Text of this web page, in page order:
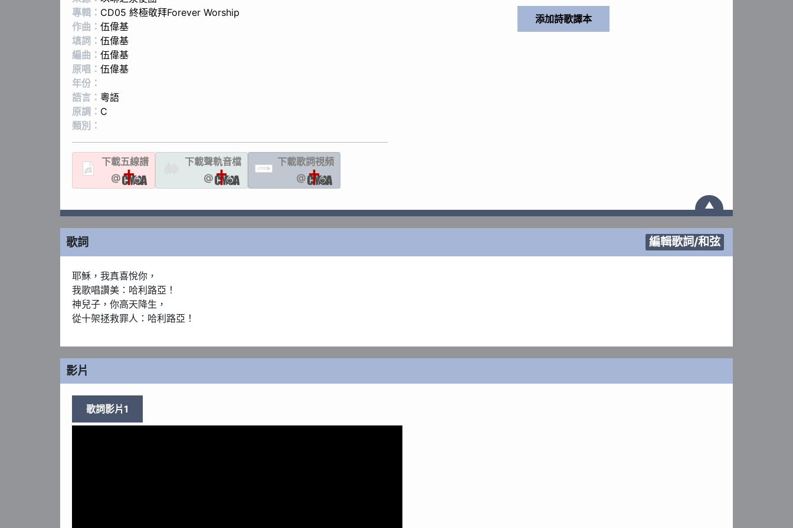
專輯： CD05 終極敬拜Forever Worship
作曲： 伍偉基
填詞： 伍偉基
編曲： 伍偉基
原唱： 伍偉基
年份：
語言： 粵語
原調： C
類別：
下載五線譜
@
下載聲軌音檔
@
LYRIC
下載歌詞視頻
@
▲
歌詞 編輯歌詞/和弦
耶穌，我真喜悅你，
我歌唱讚美：哈利路亞！
神兒子，你高天降生，
從十架拯救罪人：哈利路亞！
影片
歌詞影片1